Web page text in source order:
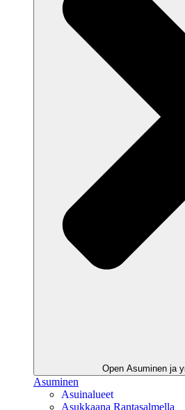
Open Asuminen ja
Asuminen
Asuinalueet
Asukkaana Rantasalmella